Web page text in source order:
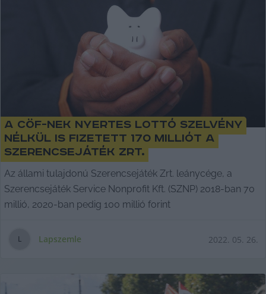
A CÖF-nek nyertes lottó szelvény
nélkül is fizetett 170 milliót a
Szerencsejáték Zrt.
Az állami tulajdonú Szerencsejáték Zrt. leánycége, a
Szerencsejáték Service Nonprofit Kft. (SZNP) 2018-ban 70
millió, 2020-ban pedig 100 millió forint
L Lapszemle 2022. 05. 26.